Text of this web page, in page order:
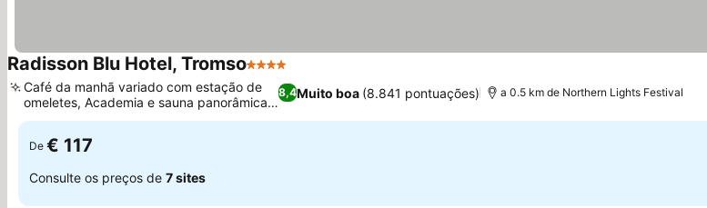
Radisson Blu Hotel, Tromso4 Estrelas
8,4Muito boa (8.841 pontuações)
Café da manhã variado com estação de
omeletes, Academia e sauna panorâmicas
no 10º andar
a 0.5 km de Northern Lights Festival
De € 117
Consulte os preços de 7 sites